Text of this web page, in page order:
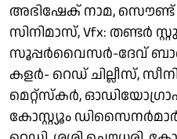
അഭിഷേക് നാമ,
സിനിമാസ്, Vfx: തണ്ടർ
സൂപ്പർവൈസർ-ദേവ്
കളർ- റെഡ് ചില്ലീസ്,
മെറ്റ്സ്കർ,
കോസ്റ്റ്യൂം